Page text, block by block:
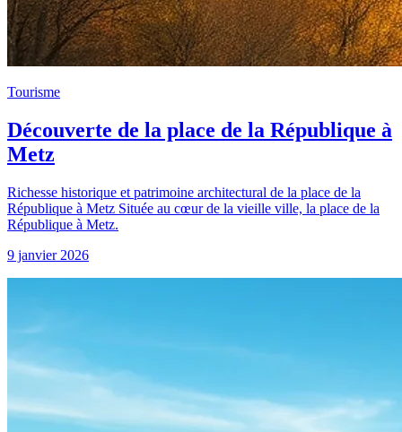
Tourisme
Découverte de la place de la République à
Metz
Richesse historique et patrimoine architectural de la place de la
République à Metz Située au cœur de la vieille ville, la place de la
République à Metz.
9 janvier 2026